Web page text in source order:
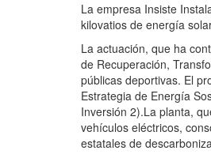
La empresa Insiste
kilovatios de energía
La actuación, que ha
de Recuperación,
públicas deportivas. El
Estrategia de Energía
Inversión 2).La planta,
vehículos eléctricos,
estatales de